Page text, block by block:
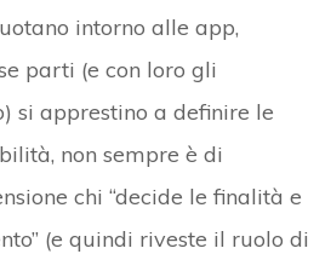
intorno alle app,
parti (e con loro gli
si apprestino a definire le
non sempre è di
chi “decide le finalità e
(e quindi riveste il ruolo di